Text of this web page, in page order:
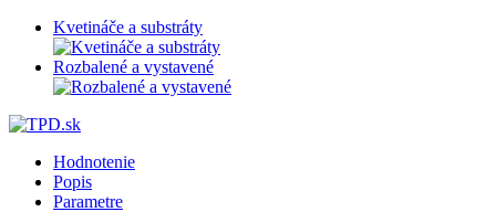
Kvetináče a substráty
Rozbalené a vystavené
Hodnotenie
Popis
Parametre